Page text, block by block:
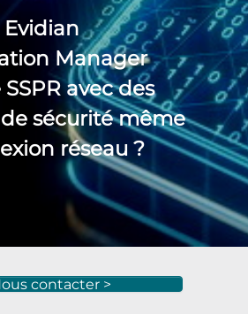
Manager
avec des
sécurité même
réseau ?
contacter >